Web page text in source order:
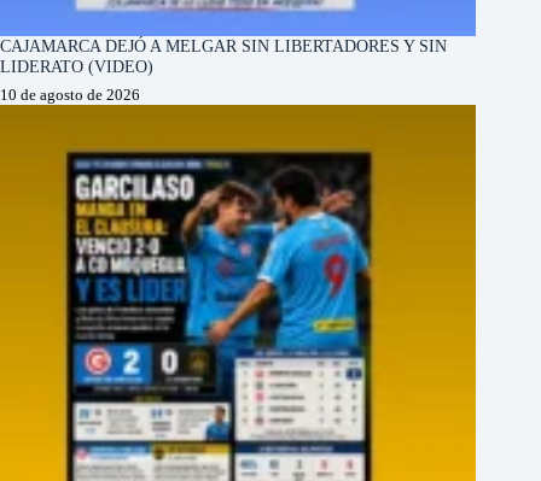
CAJAMARCA DEJÓ A MELGAR SIN LIBERTADORES Y SIN
LIDERATO (VIDEO)
10 de agosto de 2026